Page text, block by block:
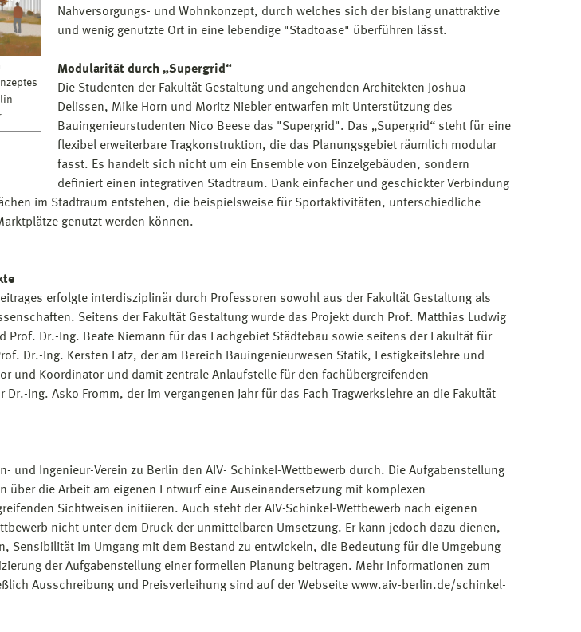
Nahversorgungs- und Wohnkonzept, durch welches sich der bislang unattraktive
und wenig genutzte Ort in eine lebendige "Stadtoase" überführen lässt.
Modularität durch „Supergrid“
Die Studenten der Fakultät Gestaltung und angehenden Architekten Joshua
Delissen, Mike Horn und Moritz Niebler entwarfen mit Unterstützung des
Bauingenieurstudenten Nico Beese das "Supergrid". Das „Supergrid“ steht für eine
flexibel erweiterbare Tragkonstruktion, die das Planungsgebiet räumlich modular
fasst. Es handelt sich nicht um ein Ensemble von Einzelgebäuden, sondern
definiert einen integrativen Stadtraum. Dank einfacher und geschickter Verbindung
im Stadtraum entstehen, die beispielsweise für Sportaktivitäten, unterschiedliche
genutzt werden können.
erfolgte interdisziplinär durch Professoren sowohl aus der Fakultät Gestaltung als
Seitens der Fakultät Gestaltung wurde das Projekt durch Prof. Matthias Ludwig
Prof. Dr.-Ing. Beate Niemann für das Fachgebiet Städtebau sowie seitens der Fakultät für
Dr.-Ing. Kersten Latz, der am Bereich Bauingenieurwesen Statik, Festigkeitslehre und
und Koordinator und damit zentrale Anlaufstelle für den fachübergreifenden
Ing. Asko Fromm, der im vergangenen Jahr für das Fach Tragwerkslehre an die Fakultät
und Ingenieur-Verein zu Berlin den AIV- Schinkel-Wettbewerb durch. Die Aufgabenstellung
über die Arbeit am eigenen Entwurf eine Auseinandersetzung mit komplexen
Sichtweisen initiieren. Auch steht der AIV-Schinkel-Wettbewerb nach eigenen
nicht unter dem Druck der unmittelbaren Umsetzung. Er kann jedoch dazu dienen,
Sensibilität im Umgang mit dem Bestand zu entwickeln, die Bedeutung für die Umgebung
der Aufgabenstellung einer formellen Planung beitragen. Mehr Informationen zum
Ausschreibung und Preisverleihung sind auf der Webseite www.aiv-berlin.de/schinkel-